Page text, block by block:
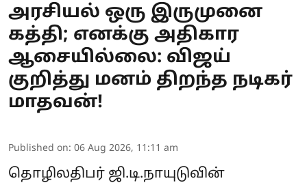
அரசியல் ஒரு இருமுனை
கத்தி; எனக்கு அதிகார
ஆசையில்லை: விஜய்
குறித்து மனம் திறந்த நடிகர்
மாதவன்!
Published on: 06 Aug 2026, 11:11 am
தொழிலதிபர் ஜி.டி.நாயுடுவின்